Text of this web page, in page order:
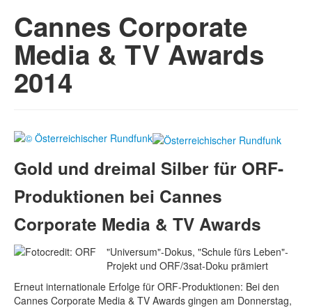
Cannes Corporate
Media & TV Awards
2014
Gold und dreimal Silber für ORF-
Produktionen bei Cannes
Corporate Media & TV Awards
"Universum"-Dokus, "Schule fürs Leben"-
Projekt und ORF/3sat-Doku prämiert
Erneut internationale Erfolge für ORF-Produktionen: Bei den
Cannes Corporate Media & TV Awards gingen am Donnerstag,